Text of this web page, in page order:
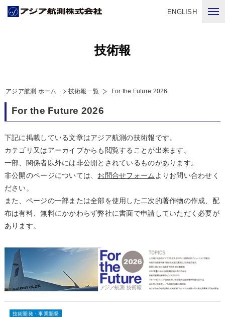
ENGLISH
技術報
アジア航測 ホーム 技術報一覧 For the Future 2026
For the Future 2026
下記に掲載している文章はアジア航測の技術報です。
カテゴリ又はアーカイブからも閲覧することが出来ます。
一部、関係者以外には非公開とされているものがあります。
非公開のページについては、 お問合せフォーム よりお問い合わせく
ださい。
また、ページの一部または全部を使用した二次的著作物の作成、配
布は有料、無料にかかわらず弊社に書面で申請していただく必要が
あります。
技術開発・事業開発